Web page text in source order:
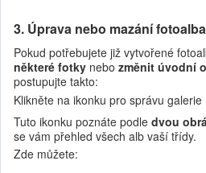
3. Úprava nebo mazání fotoalba
Pokud potřebujete již vytvořené
některé fotky nebo změnit úvodní
postupujte takto:
Klikněte na ikonku pro správu galerie
Tuto ikonku poznáte podle dvou
se vám přehled všech alb vaší třídy.
Zde můžete: